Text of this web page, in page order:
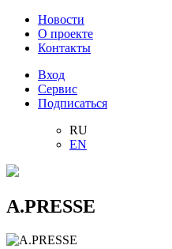
Новости
О проекте
Контакты
Вход
Сервис
Подписаться
RU
EN
A.PRESSE